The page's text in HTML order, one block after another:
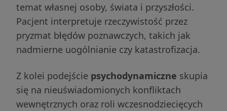
temat własnej osoby, świata i przyszłości.
Pacjent interpretuje rzeczywistość przez
pryzmat błędów poznawczych, takich jak
nadmierne uogólnianie czy katastrofizacja.
Z kolei podejście psychodynamiczne skupia
się na nieuświadomionych konfliktach
wewnętrznych oraz roli wczesnodziecięcych